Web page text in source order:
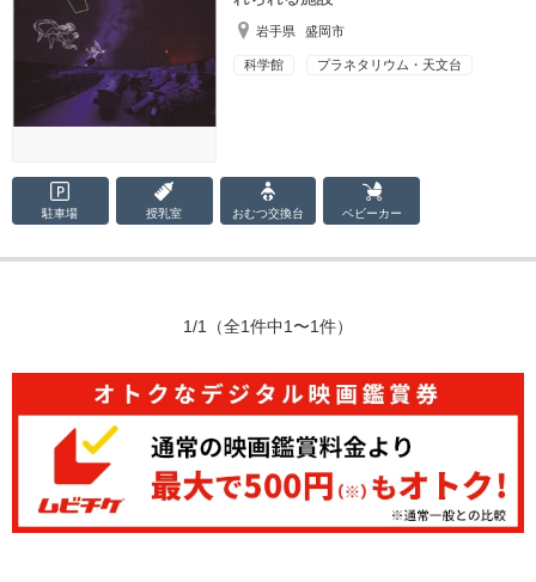
岩手県 盛岡市
科学館 プラネタリウム・天文台
駐車場 授乳室 おむつ交換台 ベビーカー
1/1 （全1件中1〜1件）